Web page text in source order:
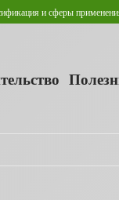
сферы применения Где